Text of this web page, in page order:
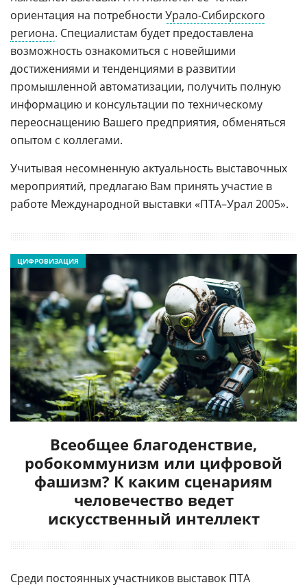
ориентация на потребности Урало-Сибирского
региона. Специалистам будет предоставлена
возможность ознакомиться с новейшими
достижениями и тенденциями в развитии
промышленной автоматизации, получить полную
информацию и консультации по техническому
переоснащению Вашего предприятия, обменяться
опытом с коллегами.
Учитывая несомненную актуальность выставочных
мероприятий, предлагаю Вам принять участие в
работе Международной выставки «ПТА–Урал 2005».
Всеобщее благоденствие,
робокоммунизм или цифровой
фашизм? К каким сценариям
человечество ведет
искусственный интеллект
ЦИФРОВИЗАЦИЯ
Среди постоянных участников выставок ПТА